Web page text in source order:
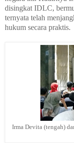
disingkat IDLC,
ternyata telah
hukum secara praktis.
Irma Devita (tengah)